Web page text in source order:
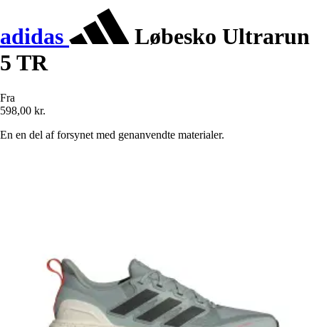
adidas
Løbesko Ultrarun
5 TR
Fra
598,00 kr.
En en del af forsynet med genanvendte materialer.